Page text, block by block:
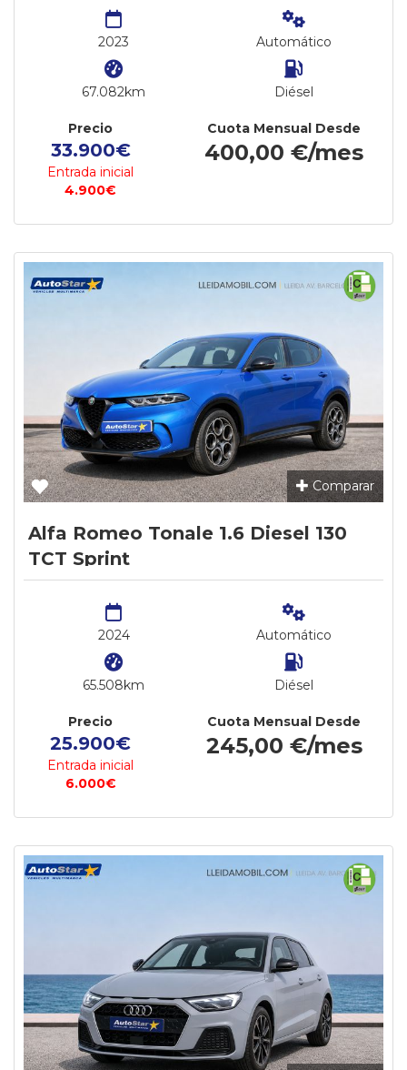
2023
67.082km
Automático
Diésel
Precio
33.900€
Entrada inicial
4.900€
Cuota Mensual Desde
400,00 €/mes
Comparar
Alfa Romeo Tonale 1.6 Diesel 130
TCT Sprint
2024
65.508km
Automático
Diésel
Precio
25.900€
Entrada inicial
6.000€
Cuota Mensual Desde
245,00 €/mes